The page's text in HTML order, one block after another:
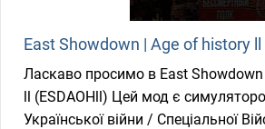
East Showdown | Age of history ll
Ласкаво просимо в East
ll (ESDAOHll) Цей мод є
Української війни / Спеціальної